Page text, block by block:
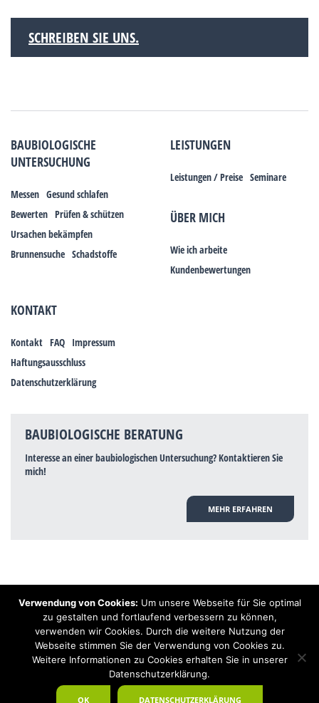
SCHREIBEN SIE UNS.
BAUBIOLOGISCHE
UNTERSUCHUNG
Messen Gesund schlafen
Bewerten Prüfen & schützen
Ursachen bekämpfen
Brunnensuche Schadstoffe
LEISTUNGEN
Leistungen / Preise Seminare
ÜBER MICH
Wie ich arbeite
Kundenbewertungen
KONTAKT
Kontakt FAQ Impressum
Haftungsausschluss
Datenschutzerklärung
BAUBIOLOGISCHE BERATUNG
Interesse an einer baubiologischen Untersuchung? Kontaktieren Sie
mich!
MEHR ERFAHREN
Hinweis: Trotz zahlreicher Studien, die einen Zusammenhang zwischen
Elektrosmog und gesundheitlichen Problemen aufzeigen, ist es von der
praktischen Schulmedizin bisher wissenschaftlich nicht anerkannt, dass
Elektrosmog und Erdstrahlen gesundheitliche Auswirkungen haben können.
Ähnliches galt auch über Jahrzehnte für die Akkupunktur und die
Homöopathie. Sie suchen einen Baubiologen? Baubiologe Baldermnn - Ihr
Spezialist für gesunden Schlaf!
Verwendung von Cookies: Um unsere Webseite für Sie optimal
zu gestalten und fortlaufend verbessern zu können,
verwenden wir Cookies. Durch die weitere Nutzung der
Webseite stimmen Sie der Verwendung von Cookies zu.
Weitere Informationen zu Cookies erhalten Sie in unserer
Datenschutzerklärung.
OK DATENSCHUTZERKLÄRUNG